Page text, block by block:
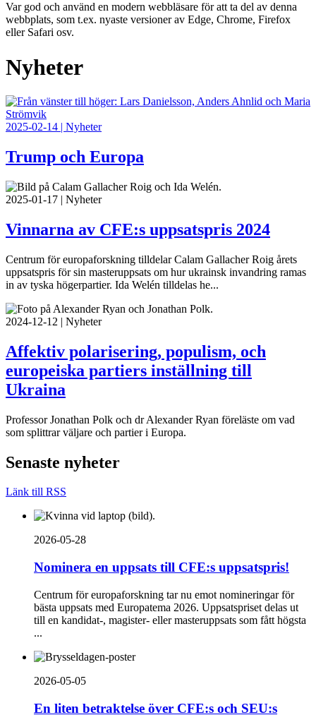
Var god och använd en modern webbläsare för att ta del av denna
webbplats, som t.ex. nyaste versioner av Edge, Chrome, Firefox
eller Safari osv.
Nyheter
2025-02-14 | Nyheter
Trump och Europa
2025-01-17 | Nyheter
Vinnarna av CFE:s uppsatspris 2024
Centrum för europaforskning tilldelar Calam Gallacher Roig årets
uppsatspris för sin masteruppsats om hur ukrainsk invandring ramas
in av tyska högerpartier. Ida Welén tilldelas he...
2024-12-12 | Nyheter
Affektiv polarisering, populism, och
europeiska partiers inställning till
Ukraina
Professor Jonathan Polk och dr Alexander Ryan föreläste om vad
som splittrar väljare och partier i Europa.
Senaste nyheter
Länk till RSS
2026-05-28
Nominera en uppsats till CFE:s uppsatspris!
Centrum för europaforskning tar nu emot nomineringar för
bästa uppsats med Europatema 2026. Uppsatspriset delas ut
till en kandidat-, magister- eller masteruppsats som fått högsta
...
2026-05-05
En liten betraktelse över CFE:s och SEU:s